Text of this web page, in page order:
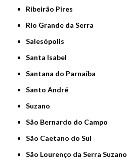
Ribeirão Pires
Rio Grande da Serra
Salesópolis
Santa Isabel
Santana do Parnaíba
Santo André
Suzano
São Bernardo do Campo
São Caetano do Sul
São Lourenço da Serra Suzano